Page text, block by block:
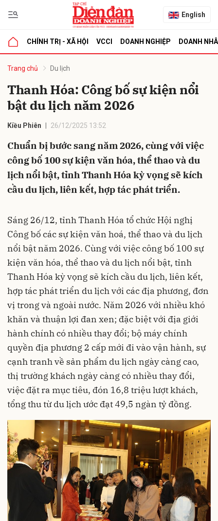
English
CHÍNH TRỊ - XÃ HỘI VCCI DOANH NGHIỆP DOANH
Trang chủ Du lịch
Thanh Hóa: Công bố sự kiện nổi
bật du lịch năm 2026
Kiều Phiên 26/12/2025 13:52
Chuẩn bị bước sang năm 2026, cùng với việc
công bố 100 sự kiện văn hóa, thể thao và du
lịch nổi bật, tỉnh Thanh Hóa kỳ vọng sẽ kích
cầu du lịch, liên kết, hợp tác phát triển.
Sáng 26/12, tỉnh Thanh Hóa tổ chức Hội nghị
Công bố các sự kiện văn hoá, thể thao và du lịch
nổi bật năm 2026. Cùng với việc công bố 100 sự
kiện văn hóa, thể thao và du lịch nổi bật, tỉnh
Thanh Hóa kỳ vọng sẽ kích cầu du lịch, liên kết,
hợp tác phát triển du lịch với các địa phương, đơn
vị trong và ngoài nước. Năm 2026 với nhiều khó
khăn và thuận lợi đan xen; đặc biệt với địa giới
hành chính có nhiều thay đổi; bộ máy chính
quyền địa phương 2 cấp mới đi vào vận hành, sự
cạnh tranh về sản phẩm du lịch ngày càng cao,
thị trường khách ngày càng có nhiều thay đổi,
việc đặt ra mục tiêu, đón 16,8 triệu lượt khách,
tổng thu từ du lịch ước đạt 49,5 ngàn tỷ đồng.
luận
Hủy